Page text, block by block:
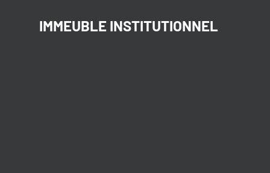
IMMEUBLE INSTITUTIONNEL